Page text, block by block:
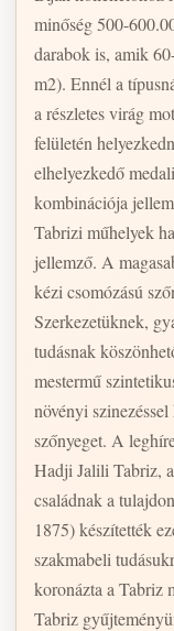
minőség 500-
darabok is, amik
m2). Ennél a
a részletes virág
felületén
elhelyezkedő
kombinációja
Tabrizi műhelyek
jellemző. A
kézi csomózású
Szerkezetüknek,
tudásnak
mestermű
növényi
szőnyeget. A
Hadji Jalili Tabriz,
családnak a
1875) készítették
szakmabeli
koronázta a Tabriz
Tabriz